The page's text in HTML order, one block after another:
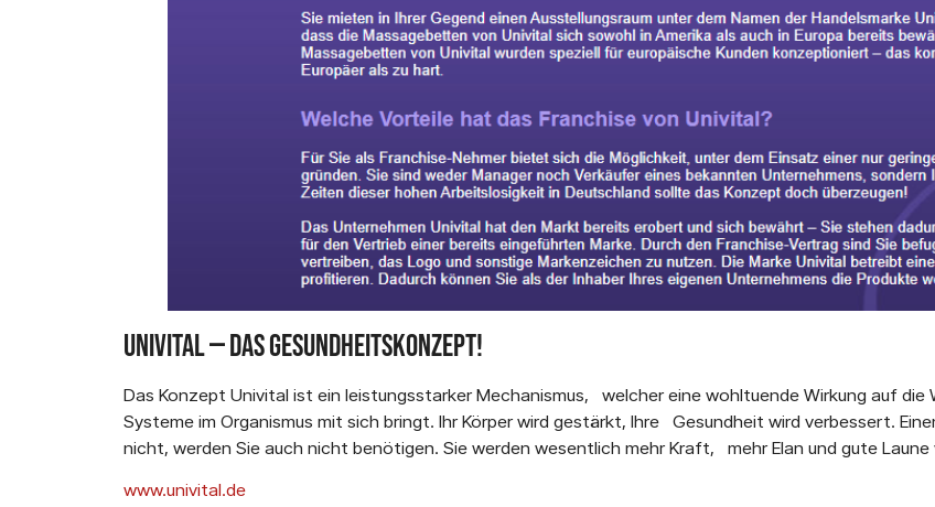
UniVital — Das Gesundheitskonzept!
Das Konzept Univital ist ein leistungsstarker Mechanismus, welcher eine wohltuende Wirkung auf
Systeme im Organismus mit sich bringt. Ihr Körper wird gestärkt, Ihre Gesundheit wird verbessert.
nicht, werden Sie auch nicht benötigen. Sie werden wesentlich mehr Kraft, mehr Elan und gute Laune
www.univital.de